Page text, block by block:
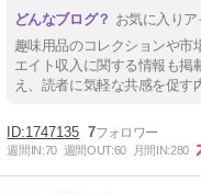
お気に入り
趣味用品のコレクションや市
エイト収入に関する情報も掲
え、読者に気軽な共感を促す
1747135 7
週間IN:70 週間OUT:60 月間IN:280